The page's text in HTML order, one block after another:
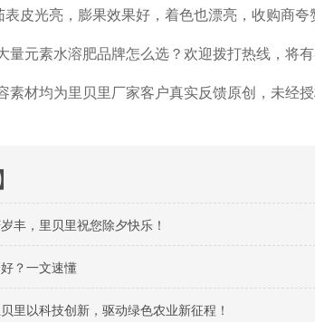
皮光亮，膨果效果好，着色也漂亮，收购商
量元素水溶肥品牌怎么选？欢迎拨打热线，将
素材均为里贝里厂家客户真实反馈原创，未经授
丰，里贝里祝您除夕快乐！
？一文速懂
里以科技创新，驱动绿色农业新征程！